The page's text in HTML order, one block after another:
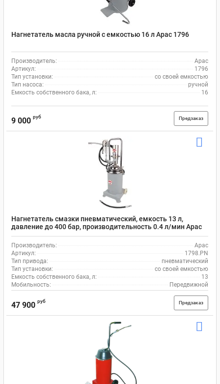
Нагнетатель масла ручной с емкостью 16 л Apac 1796
Производитель:
Apac
Артикул:
1796
Тип установки:
со своей емкостью
Тип насоса:
ручной
Емкость собственного бака, л:
16
9 000 руб Предзаказ
Нагнетатель смазки пневматический, емкость 13 л,
давление до 400 бар, производительность 0.4 л/мин Apac
1798.PN
Производитель:
Apac
Артикул:
1798.PN
Тип привода:
пневматический
Тип установки:
со своей емкостью
Емкость собственного бака, л:
13
Мобильность:
Передвижной
47 900 руб Предзаказ